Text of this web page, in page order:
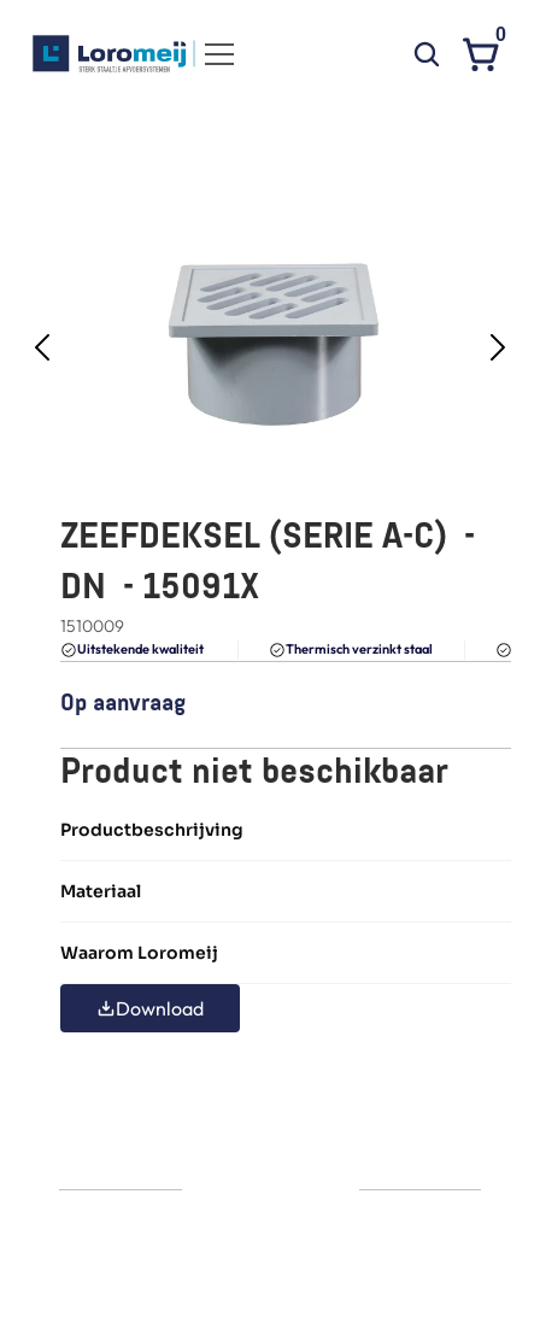
Poedercoaten
Waarom Loromeij
FAQ
Blogs
0
ZEEFDEKSEL (SERIE A-C)  -
DN  - 15091X
1510009
Uitstekende kwaliteit Thermisch verzinkt staal
Op aanvraag
Product niet beschikbaar
Productbeschrijving
Materiaal
Waarom Loromeij
Download